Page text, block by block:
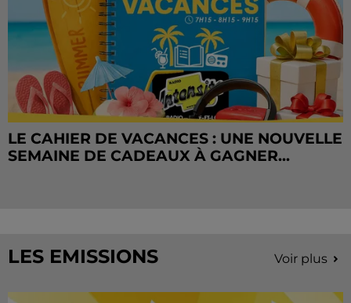
LE CAHIER DE VACANCES : UNE NOUVELLE
SEMAINE DE CADEAUX À GAGNER...
LES EMISSIONS Voir plus